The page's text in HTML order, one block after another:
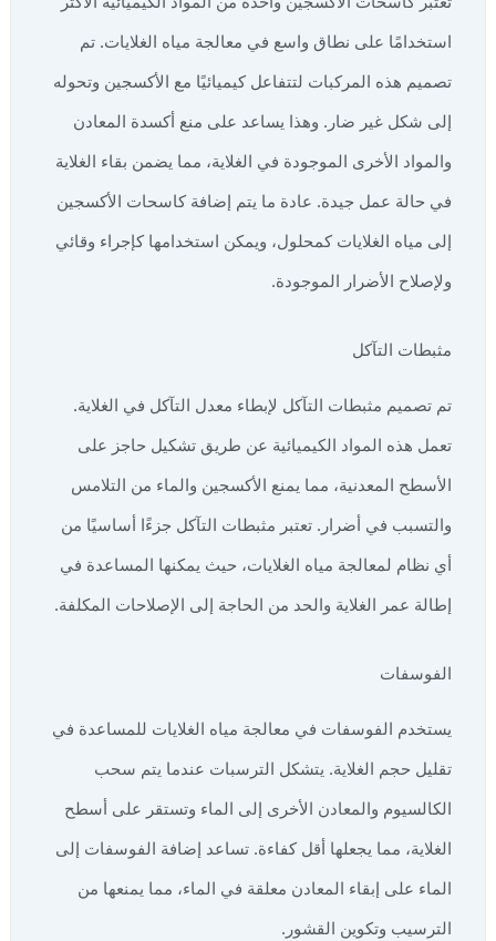
استخدامًا على نطاق واسع في معالجة مياه الغلايات. تم
تصميم هذه المركبات لتتفاعل كيميائيًا مع الأكسجين وتحوله
إلى شكل غير ضار. وهذا يساعد على منع أكسدة المعادن
والمواد الأخرى الموجودة في الغلاية، مما يضمن بقاء الغلاية
في حالة عمل جيدة. عادة ما يتم إضافة كاسحات الأكسجين
إلى مياه الغلايات كمحلول، ويمكن استخدامها كإجراء وقائي
ولإصلاح الأضرار الموجودة.
مثبطات التآكل
تم تصميم مثبطات التآكل لإبطاء معدل التآكل في الغلاية.
تعمل هذه المواد الكيميائية عن طريق تشكيل حاجز على
الأسطح المعدنية، مما يمنع الأكسجين والماء من التلامس
والتسبب في أضرار. تعتبر مثبطات التآكل جزءًا أساسيًا من
أي نظام لمعالجة مياه الغلايات، حيث يمكنها المساعدة في
إطالة عمر الغلاية والحد من الحاجة إلى الإصلاحات المكلفة.
الفوسفات
يستخدم الفوسفات في معالجة مياه الغلايات للمساعدة في
تقليل حجم الغلاية. يتشكل الترسبات عندما يتم سحب
الكالسيوم والمعادن الأخرى إلى الماء وتستقر على أسطح
الغلاية، مما يجعلها أقل كفاءة. تساعد إضافة الفوسفات إلى
الماء على إبقاء المعادن معلقة في الماء، مما يمنعها من
الترسيب وتكوين القشور.